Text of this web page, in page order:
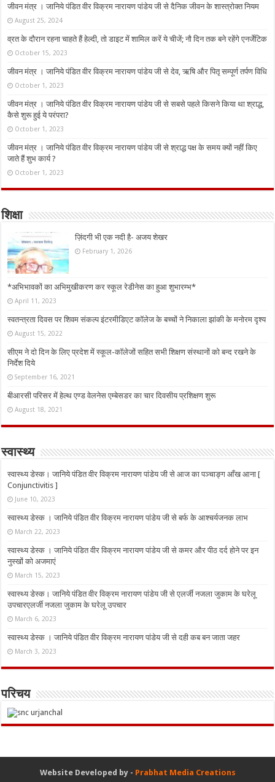
जीवन मंत्र । जानिये पंडित वीर विक्रम नारायण पांडेय जी से दैनिक जीवन के शास्त्रोक्त नियम
August 25, 2024
व्रत के दौरान रहना चाहते हैं हेल्दी, तो डाइट में शामिल करें ये चीजें; नौ दिन तक बने रहेंगे एनर्जेटिक
October 15, 2023
जीवन मंत्र । जानिये पंडित वीर विक्रम नारायण पांडेय जी से देव, ऋषि और पितृ सम्पूर्ण तर्पण विधि
October 1, 2023
जीवन मंत्र । जानिये पंडित वीर विक्रम नारायण पांडेय जी से सबसे पहले किसने किया था श्राद्ध,
कैसे शुरू हुई ये परंपरा?
October 1, 2023
जीवन मंत्र । जानिये पंडित वीर विक्रम नारायण पांडेय जी से श्राद्ध पक्ष के समय क्यों नहीं किए
जाते हैं शुभ कार्य ?
October 1, 2023
शिक्षा
ज़िंदगी भी एक नदी है- अजय शेखर
February 1, 2026
*अभिभावकों का अभिमुखीकरण कर स्कूल रेडीनेस का हुआ शुभारम्भ*
April 11, 2023
स्वतन्त्रता दिवस पर शिवम संकल्प इंटरमीडिएट कॉलेज के बच्चों ने निकाला झांकी के मनोरम दृश्य
August 15, 2022
सीएम ने दो दिन के लिए प्रदेश में स्कूल-कॉलेजों सहित सभी शिक्षण संस्थानों को बन्द रखने के
निर्देश दिये
September 16, 2021
बीआरसी परिसर में हेल्थ एण्ड वेलनेस एम्बेसडर का चार दिवसीय प्रशिक्षण शुरू
August 18, 2021
स्वास्थ्य
स्वास्थ्य डेस्क। जानिये पंडित वीर विक्रम नारायण पांडेय जी से आज का पञ्चाङ्ग आँख आना [
Conjunctivitis ]
June 10, 2023
स्वास्थ्य डेस्क । जानिये पंडित वीर विक्रम नारायण पांडेय जी से बर्फ के आश्चर्यजनक लाभ
March 22, 2023
स्वास्थ्य डेस्क । जानिये पंडित वीर विक्रम नारायण पांडेय जी से कमर और पीठ दर्द होने पर इन
नुस्‍खों को अजमाएं
March 15, 2023
स्वास्थ्य डेस्क। जानिये पंडित वीर विक्रम नारायण पांडेय जी से एलर्जी नजला जुकाम के घरेलू
उपचारएलर्जी नजला जुकाम के घरेलू उपचार
March 6, 2023
स्वास्थ्य डेस्क । जानिये पंडित वीर विक्रम नारायण पांडेय जी से दही कब बन जाता जहर
March 3, 2023
परिचय
Website Developed by - Prabhat Media Creations